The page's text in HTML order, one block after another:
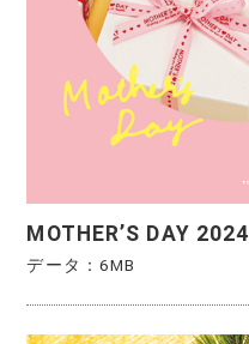
MOTHER’S DAY 2024
データ：6MB